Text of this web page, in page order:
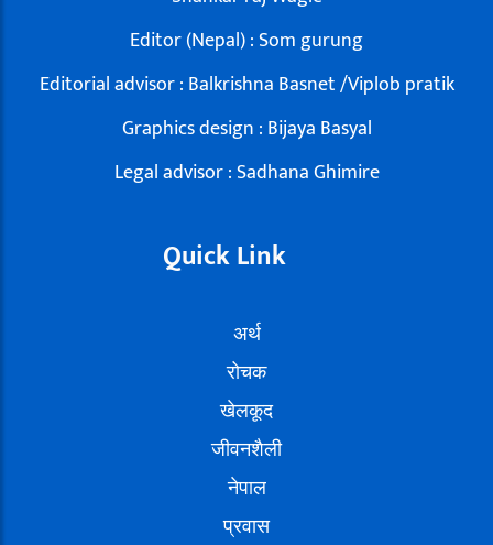
Editor (Nepal) : Som gurung
Editorial advisor : Balkrishna Basnet /Viplob pratik
Graphics design : Bijaya Basyal
Legal advisor : Sadhana Ghimire
Quick Link
अर्थ
रोचक
खेलकूद
जीवनशैली
नेपाल
प्रवास